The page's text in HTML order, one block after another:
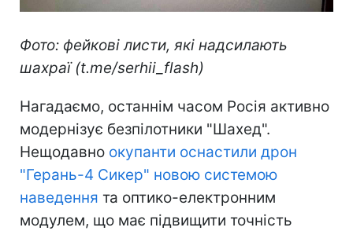
Фото: фейкові листи, які надсилають
шахраї (t.me/serhii_flash)
Нагадаємо, останнім часом Росія активно
модернізує безпілотники "Шахед".
Нещодавно окупанти оснастили дрон
"Герань-4 Сикер" новою системою
наведення та оптико-електронним
модулем, що має підвищити точність